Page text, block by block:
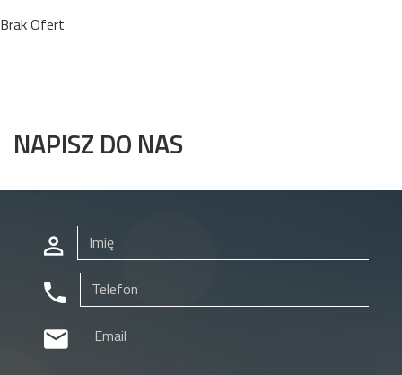
Brak Ofert
NAPISZ DO NAS